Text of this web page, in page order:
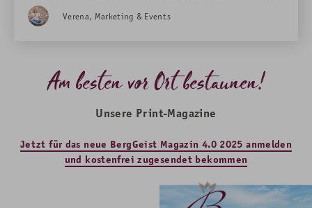
mit Schlossblick.
Verena, Marketing & Events
Am besten vor Ort bestaunen!
Unsere Print-Magazine
Jetzt für das neue BergGeist Magazin 4.0 2025 anmelden
und kostenfrei zugesendet bekommen